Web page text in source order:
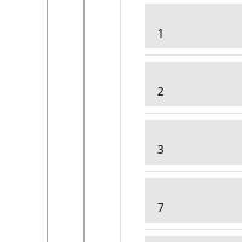
1
2
3
7